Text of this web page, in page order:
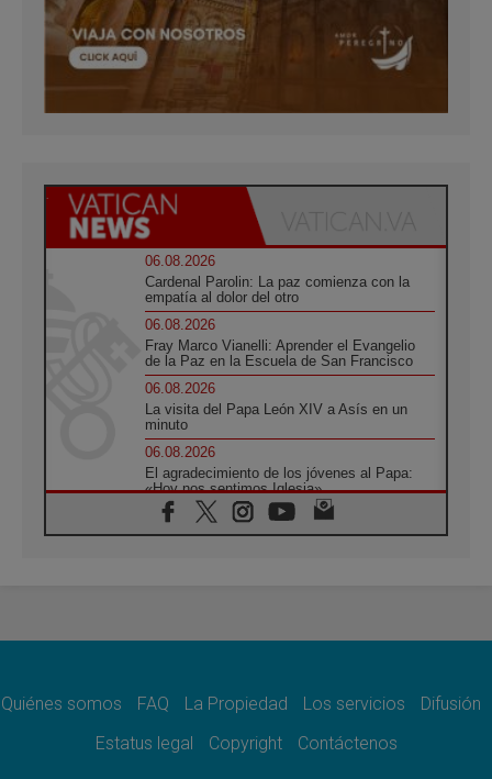
06.08.2026
Cardenal Parolin: La paz comienza con la
empatía al dolor del otro
06.08.2026
Fray Marco Vianelli: Aprender el Evangelio
de la Paz en la Escuela de San Francisco
06.08.2026
La visita del Papa León XIV a Asís en un
minuto
06.08.2026
El agradecimiento de los jóvenes al Papa:
«Hoy nos sentimos Iglesia»
06.08.2026
Líbano: Reanudan los coloquios en Roma en
paz
Sturla: La visita de León XIV será una buena
noticia para todo el Uruguay
Quiénes somos FAQ La Propiedad Los servicios
Difusión
Estatus legal
Copyright Contáctenos